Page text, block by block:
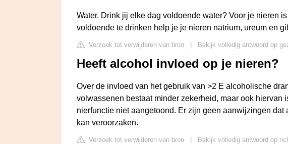
Water. Drink jij elke dag voldoende water? Voor je nieren
voldoende te drinken help je je nieren natrium, ureum en
Verzoek tot verwijderen van bron Bekijk volledig antwoord op
Heeft alcohol invloed op je nieren?
Over de invloed van het gebruik van >2 E alcoholische
volwassenen bestaat minder zekerheid, maar ook hiervan
nierfunctie niet aangetoond. Er zijn geen aanwijzingen
kan veroorzaken.
Verzoek tot verwijderen van bron Bekijk volledig antwoord op